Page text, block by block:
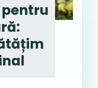
pentru